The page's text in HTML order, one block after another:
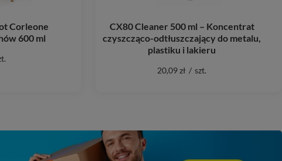
Corleone
600 ml
CX80 Cleaner 500 ml – Koncentrat
czyszcząco-odtłuszczający do metalu,
plastiku i lakieru
20,09 zł / szt.